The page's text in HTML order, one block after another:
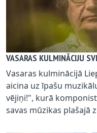
VASARAS KULMINĀCIJU
Vasaras kulminācijā
aicina uz īpašu
vējiņi!", kurā
savas mūzikas plašajā